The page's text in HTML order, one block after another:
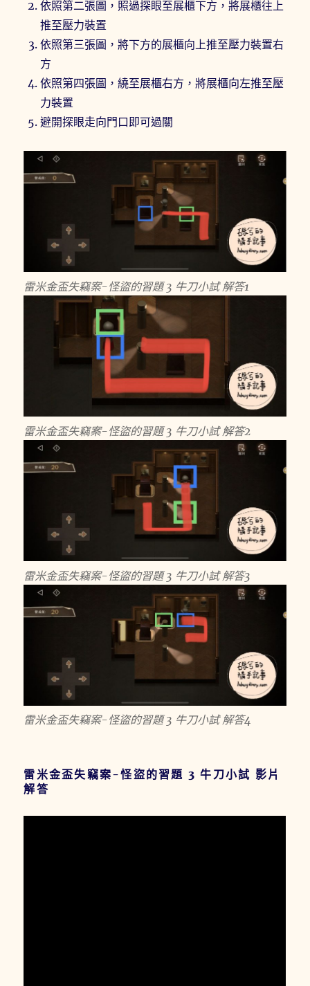
依照第二張圖，照過探眼至展櫃下方，將展櫃往上
推至壓力裝置
依照第三張圖，將下方的展櫃向上推至壓力裝置右
方
依照第四張圖，繞至展櫃右方，將展櫃向左推至壓
力裝置
避開探眼走向門口即可過關
雷米金盃失竊案-怪盜的習題 3 牛刀小試 解答1
雷米金盃失竊案-怪盜的習題 3 牛刀小試 解答2
雷米金盃失竊案-怪盜的習題 3 牛刀小試 解答3
雷米金盃失竊案-怪盜的習題 3 牛刀小試 解答4
雷米金盃失竊案-怪盜的習題 3 牛刀小試 影片
解答